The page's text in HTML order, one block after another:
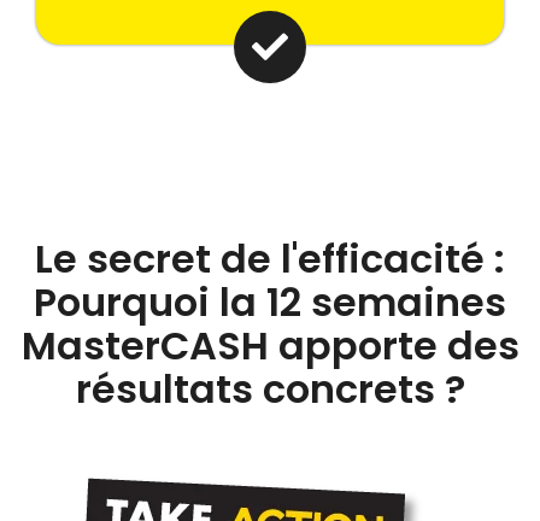
Le secret de l'efficacité :
Pourquoi la 12 semaines
MasterCASH apporte des
résultats concrets ?